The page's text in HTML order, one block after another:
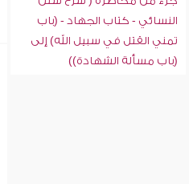
النسائي - كتاب الجهاد - (باب
تمني القتل في سبيل الله) إلى
(باب مسألة الشهادة))